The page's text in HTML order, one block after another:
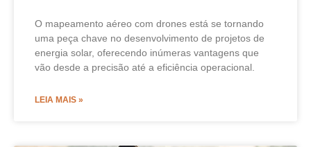
O mapeamento aéreo com drones está se tornando
uma peça chave no desenvolvimento de projetos de
energia solar, oferecendo inúmeras vantagens que
vão desde a precisão até a eficiência operacional.
LEIA MAIS »